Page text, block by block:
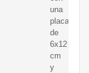
una
placa
de
6x12
cm
y